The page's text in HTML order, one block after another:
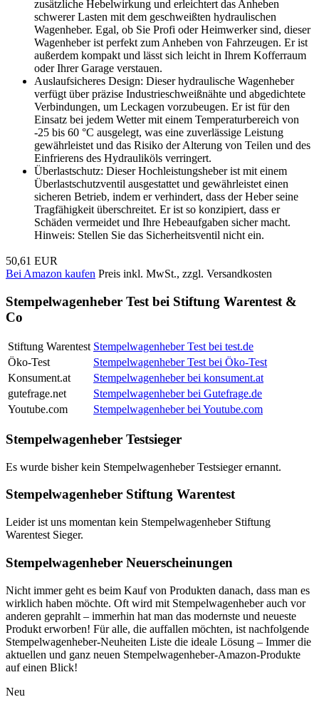
zusätzliche Hebelwirkung und erleichtert das Anheben
schwerer Lasten mit dem geschweißten hydraulischen
Wagenheber. Egal, ob Sie Profi oder Heimwerker sind, dieser
Wagenheber ist perfekt zum Anheben von Fahrzeugen. Er ist
außerdem kompakt und lässt sich leicht in Ihrem Kofferraum
oder Ihrer Garage verstauen.
Auslaufsicheres Design: Dieser hydraulische Wagenheber
verfügt über präzise Industrieschweißnähte und abgedichtete
Verbindungen, um Leckagen vorzubeugen. Er ist für den
Einsatz bei jedem Wetter mit einem Temperaturbereich von
-25 bis 60 °C ausgelegt, was eine zuverlässige Leistung
gewährleistet und das Risiko der Alterung von Teilen und des
Einfrierens des Hydrauliköls verringert.
Überlastschutz: Dieser Hochleistungsheber ist mit einem
Überlastschutzventil ausgestattet und gewährleistet einen
sicheren Betrieb, indem er verhindert, dass der Heber seine
Tragfähigkeit überschreitet. Er ist so konzipiert, dass er
Schäden vermeidet und Ihre Hebeaufgaben sicher macht.
Hinweis: Stellen Sie das Sicherheitsventil nicht ein.
50,61 EUR
Bei Amazon kaufen Preis inkl. MwSt., zzgl. Versandkosten
Stempelwagenheber Test bei Stiftung Warentest &
Co
Stiftung Warentest Stempelwagenheber Test bei test.de
Öko-Test
Stempelwagenheber Test bei Öko-Test
Konsument.at
Stempelwagenheber bei konsument.at
gutefrage.net
Stempelwagenheber bei Gutefrage.de
Youtube.com
Stempelwagenheber bei Youtube.com
Stempelwagenheber Testsieger
Es wurde bisher kein Stempelwagenheber Testsieger ernannt.
Stempelwagenheber Stiftung Warentest
Leider ist uns momentan kein Stempelwagenheber Stiftung
Warentest Sieger.
Stempelwagenheber Neuerscheinungen
Nicht immer geht es beim Kauf von Produkten danach, dass man es
wirklich haben möchte. Oft wird mit Stempelwagenheber auch vor
anderen geprahlt – immerhin hat man das modernste und neueste
Produkt erworben! Für alle, die auffallen möchten, ist nachfolgende
Stempelwagenheber-Neuheiten Liste die ideale Lösung – Immer die
aktuellen und ganz neuen Stempelwagenheber-Amazon-Produkte
auf einen Blick!
Neu